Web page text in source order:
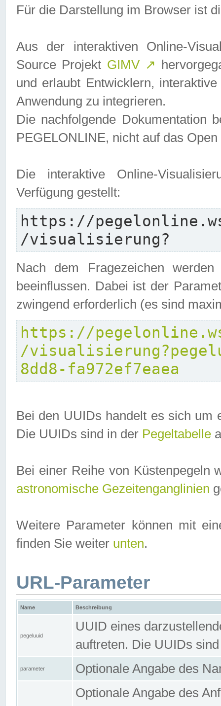
Für die Darstellung im Browser ist
Aus der interaktiven Online-
Source Projekt GIMV ↗
und erlaubt Entwicklern,
Anwendung zu integrieren.
Die nachfolgende Dokumentation
PEGELONLINE, nicht auf das
Die interaktive Online-
Verfügung gestellt:
https://
/visualisierung?
Nach dem Fragezeichen
beeinflussen. Dabei ist der
zwingend erforderlich (es sind
https://
/
8dd8-fa972ef7eaea
Bei den UUIDs handelt es sich um
Die UUIDs sind in der Pegeltabelle
Bei einer Reihe von Küstenpegeln
astronomische Gezeitenganglinien
Weitere Parameter können mit
finden Sie weiter unten.
URL-Parameter
Name Beschreibung
pegeluuid
UUID eines
auftreten. Die UUIDs
parameter Optionale Angabe des
Optionale Angabe des